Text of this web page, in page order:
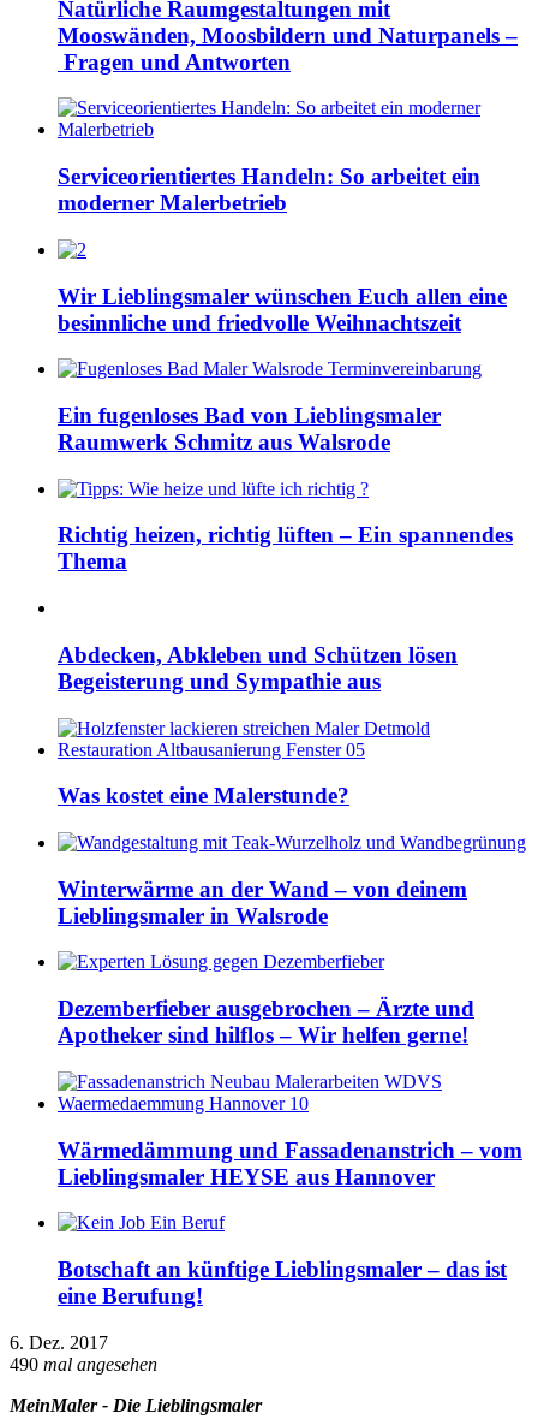
Natürliche Raumgestaltungen mit
Mooswänden, Moosbildern und Naturpanels –
Fragen und Antworten
Serviceorientiertes Handeln: So arbeitet ein
moderner Malerbetrieb
Wir Lieblingsmaler wünschen Euch allen eine
besinnliche und friedvolle Weihnachtszeit
Ein fugenloses Bad von Lieblingsmaler
Raumwerk Schmitz aus Walsrode
Richtig heizen, richtig lüften – Ein spannendes
Thema
Abdecken, Abkleben und Schützen lösen
Begeisterung und Sympathie aus
Was kostet eine Malerstunde?
Winterwärme an der Wand – von deinem
Lieblingsmaler in Walsrode
Dezemberfieber ausgebrochen – Ärzte und
Apotheker sind hilflos – Wir helfen gerne!
Wärmedämmung und Fassadenanstrich – vom
Lieblingsmaler HEYSE aus Hannover
Botschaft an künftige Lieblingsmaler – das ist
eine Berufung!
6. Dez. 2017
490 mal angesehen
MeinMaler - Die Lieblingsmaler